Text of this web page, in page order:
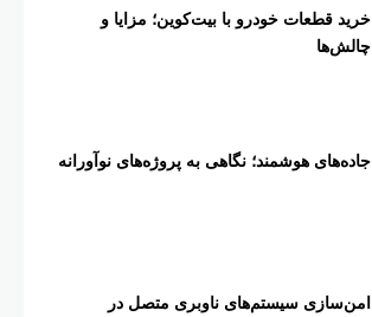
خرید قطعات خودرو با بیت‌کوین؛ مزایا و
چالش‌ها
جاده‌های هوشمند؛ نگاهی به پروژه‌های نوآورانه
امن‌سازی سیستم‌های ناوبری متصل در